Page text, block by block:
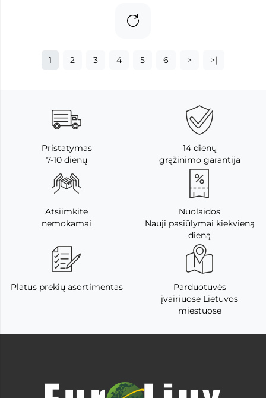
1 2 3 4 5 6 > >|
Pristatymas
7-10 dienų
14 dienų
grąžinimo garantija
Atsiimkite
nemokamai
Nuolaidos
Nauji pasiūlymai kiekvieną
dieną
Platus prekių asortimentas
Parduotuvės
įvairiuose Lietuvos
miestuose